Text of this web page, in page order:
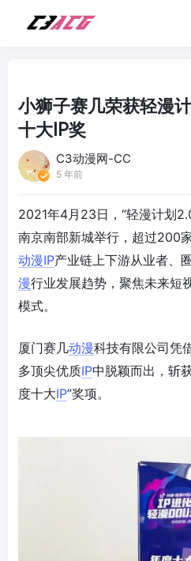
小狮子赛几荣获轻漫
十大IP奖
C3动漫网-CC
5 年前
2021年4月23日，“轻漫计划
南京南部新城举行，超过200
动漫IP产业链上下游从业者、
漫行业发展趋势，聚焦未来短
模式。
厦门赛几动漫科技有限公司凭
多顶尖优质IP中脱颖而出，斩
度十大IP”奖项。